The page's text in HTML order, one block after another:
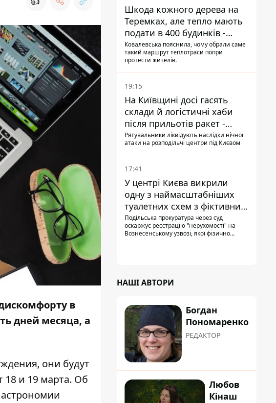
в
дней месяца, а
они будут
18 и 19 марта. Об
Шкода кожного дерева на
Теремках, але тепло мають
подати в 400 будинків -
депутатка Київради
Ковалевська пояснила, чому обрали саме
такий маршрут теплотраси попри
протести жителів.
19:15
На Київщині досі гасять
склади й логістичні хаби
після прильотів ракет -
ДСНС
Рятувальники ліквідують наслідки нічної
атаки на розподільчі центри під Києвом
17:41
У центрі Києва викрили
одну з наймасштабніших
туалетних схем з фіктивним
будинком
Подільська прокуратура через суд
оскаржує реєстрацію "нерухомості" на
Вознесенському узвозі, якої фізично
НАШІ АВТОРИ
Богдан
Пономаренко
РЕДАКТОР
Любов
Кінаш